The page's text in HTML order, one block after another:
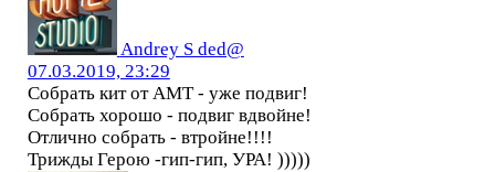
Andrey S ded@
07.03.2019, 23:29
Собрать кит от АМТ - уже подвиг!
Собрать хорошо - подвиг вдвойне!
Отлично собрать - втройне!!!!
Трижды Герою -гип-гип, УРА! )))))